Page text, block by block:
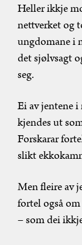
Heller ikkje
nettverket og
ungdomane i
det sjølvsagt
seg.
Ei av jentene
kjendes ut
Forskarar
slikt
Men fleire av
fortel også
– som dei